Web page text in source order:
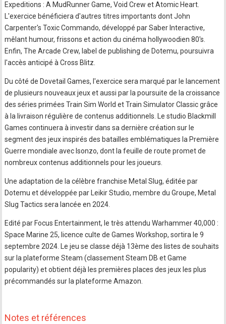
Expeditions : A MudRunner Game, Void Crew et Atomic Heart.
L'exercice bénéficiera d'autres titres importants dont John
Carpenter's Toxic Commando, développé par Saber Interactive,
mêlant humour, frissons et action du cinéma hollywoodien 80's.
Enfin, The Arcade Crew, label de publishing de Dotemu, poursuivra
l'accès anticipé à Cross Blitz.
Du côté de Dovetail Games, l'exercice sera marqué par le lancement
de plusieurs nouveaux jeux et aussi par la poursuite de la croissance
des séries primées Train Sim World et Train Simulator Classic grâce
à la livraison régulière de contenus additionnels. Le studio Blackmill
Games continuera à investir dans sa dernière création sur le
segment des jeux inspirés des batailles emblématiques la Première
Guerre mondiale avec Isonzo, dont la feuille de route promet de
nombreux contenus additionnels pour les joueurs.
Une adaptation de la célèbre franchise Metal Slug, éditée par
Dotemu et développée par Leikir Studio, membre du Groupe, Metal
Slug Tactics sera lancée en 2024.
Edité par Focus Entertainment, le très attendu Warhammer 40,000 :
Space Marine 25, licence culte de Games Workshop, sortira le 9
septembre 2024. Le jeu se classe déjà 13ème des listes de souhaits
sur la plateforme Steam (classement Steam DB et Game
popularity) et obtient déjà les premières places des jeux les plus
précommandés sur la plateforme Amazon.
Notes et références